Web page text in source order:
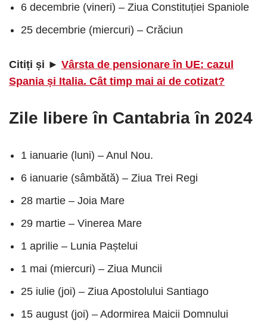
6 decembrie (vineri) – Ziua Constituției Spaniole
25 decembrie (miercuri) – Crăciun
Citiți și ► Vârsta de pensionare în UE: cazul
Spania și Italia. Cât timp mai ai de cotizat?
Zile libere în Cantabria în 2024
1 ianuarie (luni) – Anul Nou.
6 ianuarie (sâmbătă) – Ziua Trei Regi
28 martie – Joia Mare
29 martie – Vinerea Mare
1 aprilie – Lunia Paștelui
1 mai (miercuri) – Ziua Muncii
25 iulie (joi) – Ziua Apostolului Santiago
15 august (joi) – Adormirea Maicii Domnului